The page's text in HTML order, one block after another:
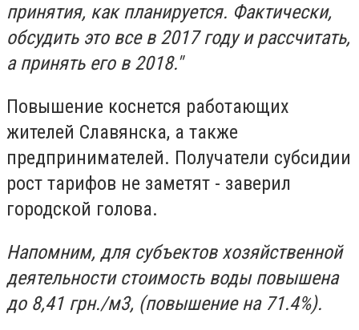
принятия, как планируется. Фактически,
обсудить это все в 2017 году и рассчитать,
а принять его в 2018."
Повышение коснется работающих
жителей Славянска, а также
предпринимателей. Получатели субсидии
рост тарифов не заметят - заверил
городской голова.
Напомним, для субъектов хозяйственной
деятельности стоимость воды повышена
до 8,41 грн./м3, (повышение на 71.4%).